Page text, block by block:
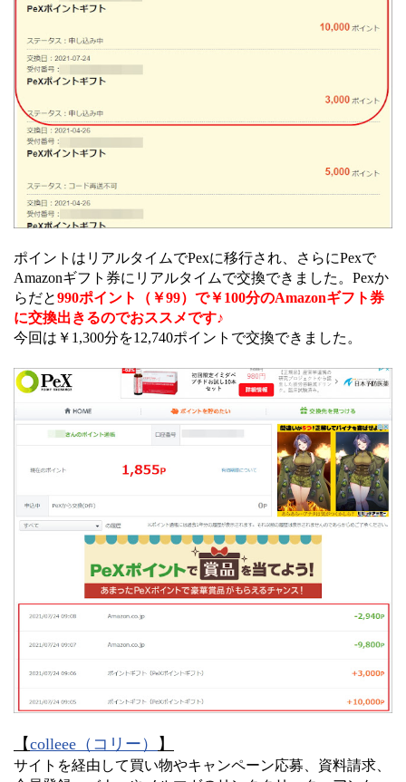
ポイントはリアルタイムでPexに移行され、さらにPexで
Amazonギフト券にリアルタイムで交換できました。Pexか
らだと990ポイント（￥99）で￥100分のAmazonギフト券
に交換出きるのでおススメです♪
今回は￥1,300分を12,740ポイントで交換できました。
【colleee（コリー） 】
サイトを経由して買い物やキャンペーン応募、資料請求、